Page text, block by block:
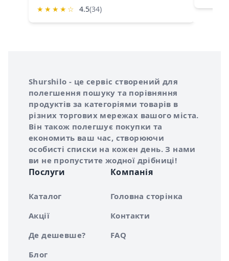
★ ★ ★ ★ ☆ 4.5(34)
Про сервіс Shurshilo
Shurshilo - це сервіс створений для
полегшення пошуку та порівняння
продуктів за категоріями товарів в
різних торгових мережах вашого міста.
Він також полегшує покупки та
економить ваш час, створюючи
особисті списки на кожен день. З нами
ви не пропустите жодної дрібниці!
Послуги
Каталог
Акції
Де дешевше?
Блог
Компанія
Головна сторінка
Контакти
FAQ